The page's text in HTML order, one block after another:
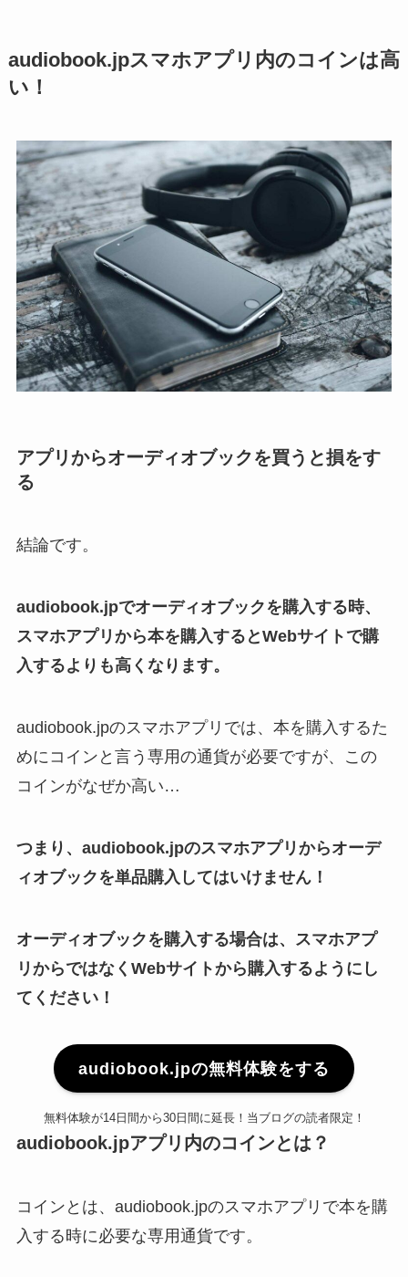
audiobook.jpスマホアプリ内のコインは高
い！
アプリからオーディオブックを買うと損をす
る
結論です。
audiobook.jpでオーディオブックを購入する時、
スマホアプリから本を購入するとWebサイトで購
入するよりも高くなります。
audiobook.jpのスマホアプリでは、本を購入するた
めにコインと言う専用の通貨が必要ですが、この
コインがなぜか高い…
つまり、audiobook.jpのスマホアプリからオーデ
ィオブックを単品購入してはいけません！
オーディオブックを購入する場合は、スマホアプ
リからではなくWebサイトから購入するようにし
てください！
audiobook.jpの無料体験をする
無料体験が14日間から30日間に延長！当ブログの読者限定！
audiobook.jpアプリ内のコインとは？
コインとは、audiobook.jpのスマホアプリで本を購
入する時に必要な専用通貨です。